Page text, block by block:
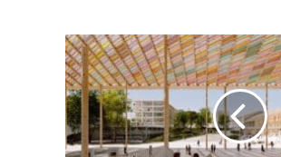
V
i
d
é
o
l